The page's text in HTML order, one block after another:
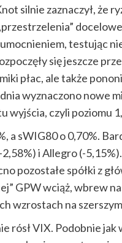
silnie zaznaczył, że
testując
się jeszcze
płac, ale także
wyznaczono nowe
wyjścia, czyli poziomu
a sWIG80 o 0,70%.
i Allegro (-
pozostałe spółki z
GPW wciąż, wbrew
wzrostach na
rósł VIX. Podobnie jak